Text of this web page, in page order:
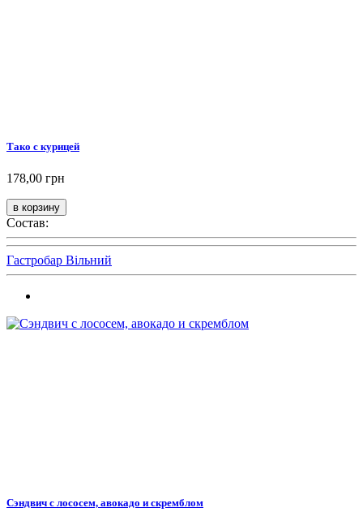
Тако с курицей
178,00 грн
Состав:
Гастробар Вільний
Сэндвич с лососем, авокадо и скремблом